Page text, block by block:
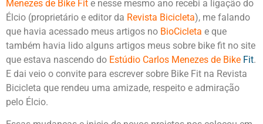
Menezes de Bike Fit e nesse mesmo ano recebi a ligação do
Élcio (proprietário e editor da Revista Bicicleta), me falando
que havia acessado meus artigos no BioCicleta e que
também havia lido alguns artigos meus sobre bike fit no site
que estava nascendo do Estúdio Carlos Menezes de Bike Fit.
E dai veio o convite para escrever sobre Bike Fit na Revista
Bicicleta que rendeu uma amizade, respeito e admiração
pelo Élcio.